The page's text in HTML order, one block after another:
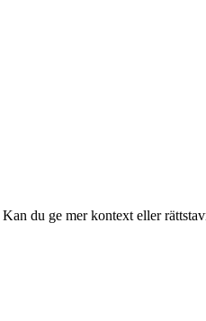
du ge mer kontext eller